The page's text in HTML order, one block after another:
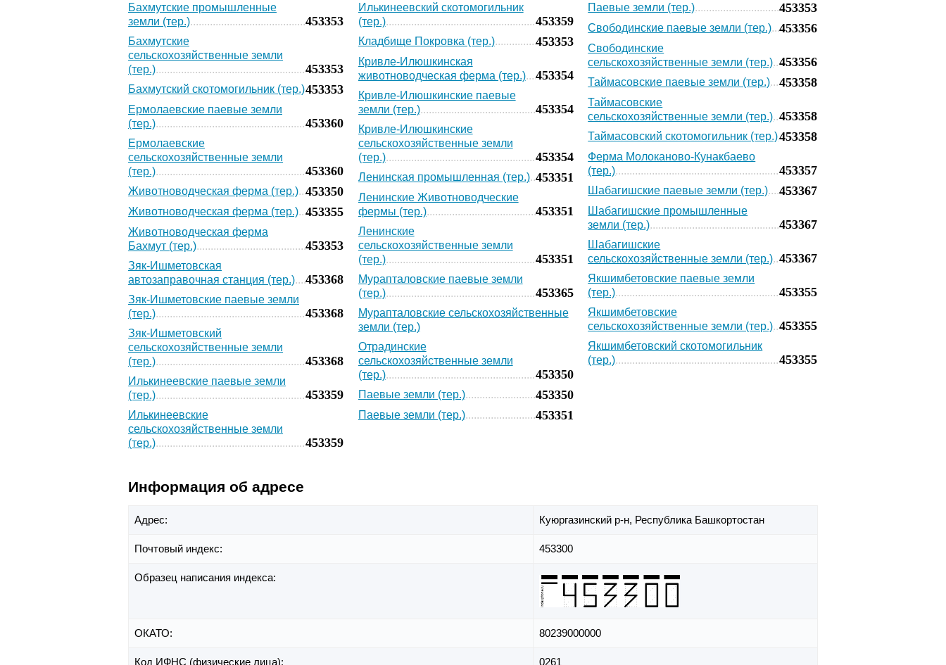
Бахмутские промышленные
земли (тер.)
453353
Бахмутские
сельскохозяйственные земли
(тер.)
453353
Бахмутский скотомогильник (тер.)453353
Ермолаевские паевые земли
(тер.)
453360
Ермолаевские
сельскохозяйственные земли
(тер.)
453360
Животноводческая ферма (тер.) 453350
Животноводческая ферма (тер.) 453355
Животноводческая ферма
Бахмут (тер.)
453353
Зяк-Ишметовская
автозаправочная станция (тер.)
453368
Зяк-Ишметовские паевые земли
(тер.)
453368
Зяк-Ишметовский
сельскохозяйственные земли
(тер.)
453368
Илькинеевские паевые земли
(тер.)
453359
Илькинеевские
сельскохозяйственные земли
(тер.)
453359
Илькинеевский скотомогильник
(тер.)
453359
Кладбище Покровка (тер.) 453353
Кривле-Илюшкинская
животноводческая ферма (тер.)
453354
Кривле-Илюшкинские паевые
земли (тер.)
453354
Кривле-Илюшкинские
сельскохозяйственные земли
(тер.)
453354
Ленинская промышленная (тер.) 453351
Ленинские Животноводческие
фермы (тер.)
453351
Ленинские
сельскохозяйственные земли
(тер.)
453351
Мурапталовские паевые земли
(тер.)
453365
Мурапталовские сельскохозяйственные
земли (тер.)
Отрадинские
сельскохозяйственные земли
(тер.)
453350
Паевые земли (тер.) 453350
Паевые земли (тер.) 453351
Паевые земли (тер.) 453353
Свободинские паевые земли (тер.) 453356
Свободинские
сельскохозяйственные земли (тер.) 453356
Таймасовские паевые земли (тер.) 453358
Таймасовские
сельскохозяйственные земли (тер.) 453358
Таймасовский скотомогильник (тер.)453358
Ферма Молоканово-Кунакбаево
(тер.)
453357
Шабагишские паевые земли (тер.) 453367
Шабагишские промышленные
земли (тер.)
453367
Шабагишские
сельскохозяйственные земли (тер.) 453367
Якшимбетовские паевые земли
(тер.)
453355
Якшимбетовские
сельскохозяйственные земли (тер.) 453355
Якшимбетовский скотомогильник
(тер.)
453355
Информация об адресе
Адрес: Куюргазинский р-н, Республика Башкортостан
Почтовый индекс: 453300
Образец написания индекса:
ОКАТО: 80239000000
Код ИФНС (физические лица): 0261